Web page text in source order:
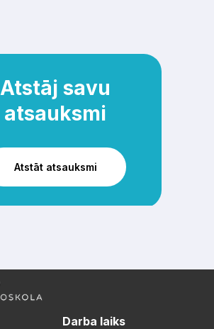
Atstāj savu
atsauksmi
Atstāt atsauksmi
Darba laiks